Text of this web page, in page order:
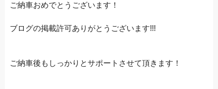
ご納車おめでとうございます！
ブログの掲載許可ありがとうございます!!!
ご納車後もしっかりとサポートさせて頂きます！